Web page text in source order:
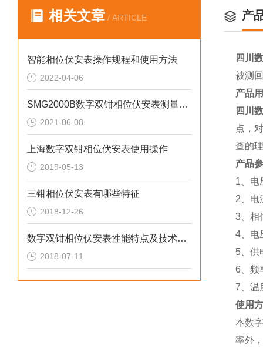
相关文章 / ARTICLE
智能相位伏安表操作规程和使用方法
2022-04-06
SMG2000B数字双钳相位伏安表测量线如何连接
2021-06-08
上海数字双钳相位伏安表使用操作
2019-05-13
三钳相位伏安表有哪些特征
2018-12-26
数字双钳相位伏安表性能特点及技术参数
2018-07-11
产
四川
被测
产品
四川
点，
查的
产品
1、电
2、电
3、相
4、电
5、供
6、频
7、温
使用
本数
率外